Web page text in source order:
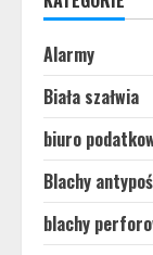
Alarmy
Biała szałwia
biuro
Blachy
blachy